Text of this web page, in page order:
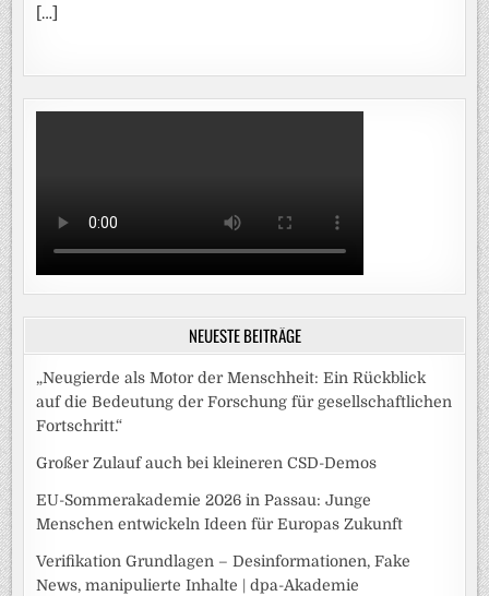
[…]
NEUESTE BEITRÄGE
„Neugierde als Motor der Menschheit: Ein Rückblick
auf die Bedeutung der Forschung für gesellschaftlichen
Fortschritt.“
Großer Zulauf auch bei kleineren CSD-Demos
EU-Sommerakademie 2026 in Passau: Junge
Menschen entwickeln Ideen für Europas Zukunft
Verifikation Grundlagen – Desinformationen, Fake
News, manipulierte Inhalte | dpa-Akademie